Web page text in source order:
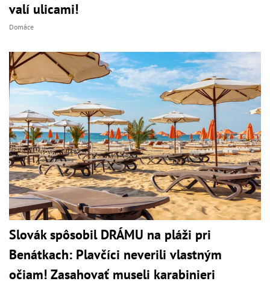
valí ulicami!
Domáce
Slovák spôsobil DRÁMU na pláži pri
Benátkach: Plavčíci neverili vlastným
očiam! Zasahovať museli karabinieri